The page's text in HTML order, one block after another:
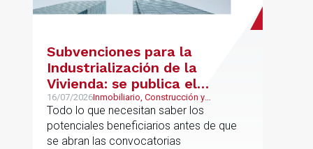
Subvenciones para la
Industrialización de la
Vivienda: se publica el
proyecto de bases
reguladoras
16/07/2026Inmobiliario, Construcción y
Urbanismo
Todo lo que necesitan saber los
potenciales beneficiarios antes de que
se abran las convocatorias